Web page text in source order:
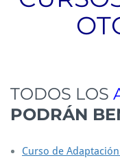
TODOS LOS
PODRÁN
Curso de